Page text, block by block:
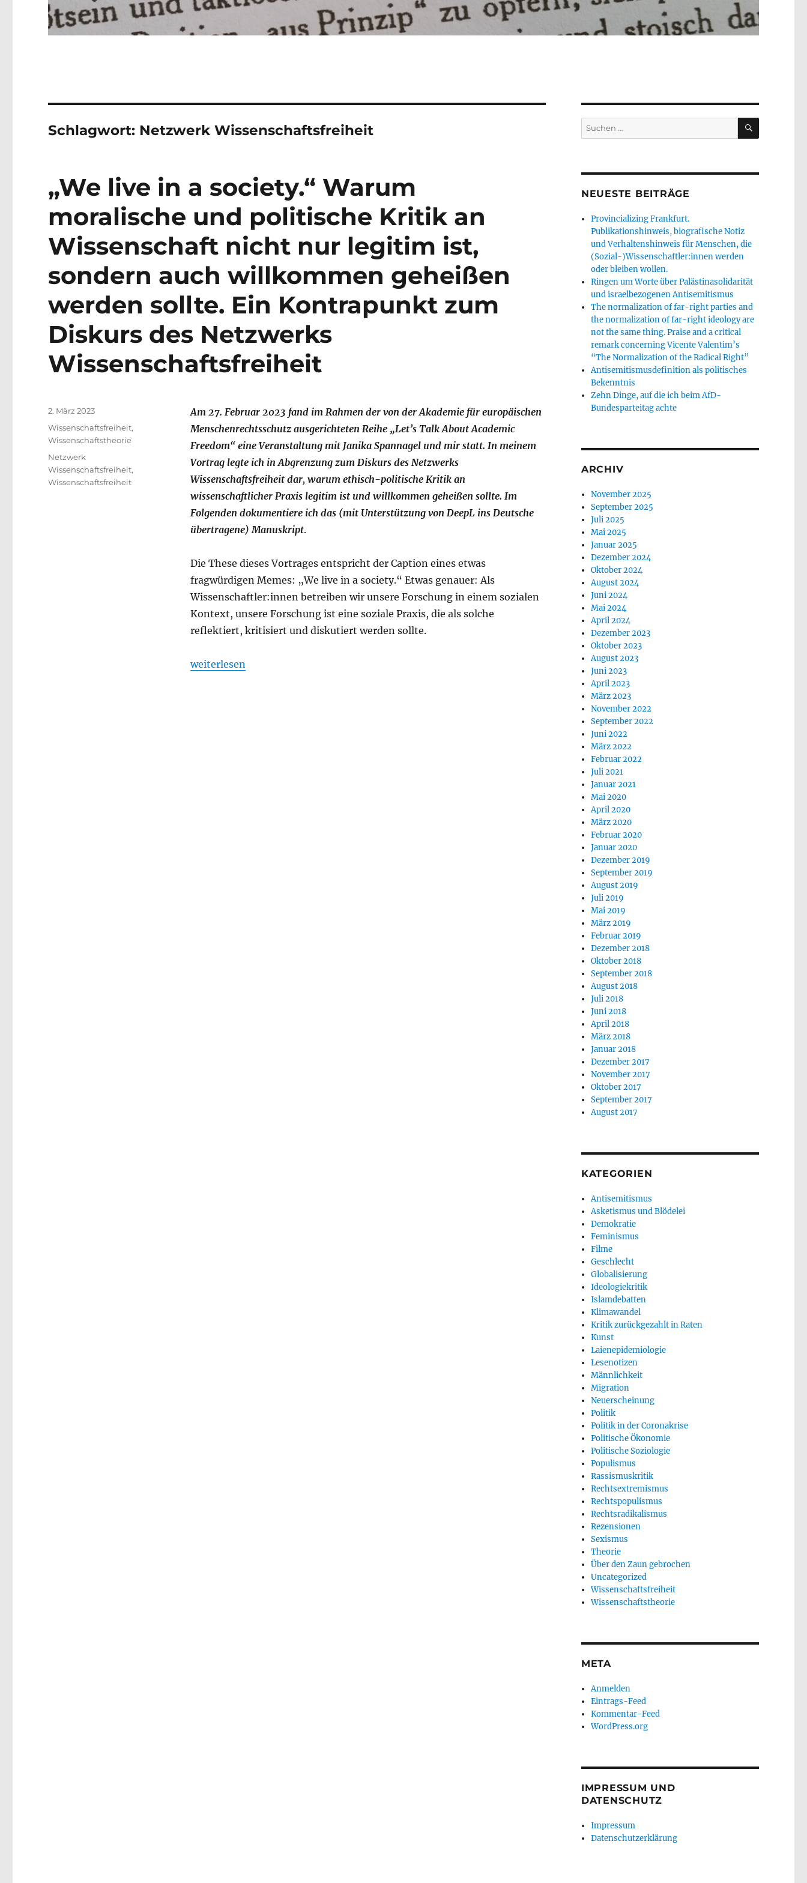
Schlagwort: Netzwerk Wissenschaftsfreiheit
„We live in a society.“ Warum
moralische und politische Kritik an
Wissenschaft nicht nur legitim ist,
sondern auch willkommen geheißen
werden sollte. Ein Kontrapunkt zum
Diskurs des Netzwerks
Wissenschaftsfreiheit
Am 27. Februar 2023 fand im Rahmen der von der Akademie für europäischen
Menschenrechtsschutz ausgerichteten Reihe „Let’s Talk About Academic
Freedom“ eine Veranstaltung mit Janika Spannagel und mir statt. In meinem
Vortrag legte ich in Abgrenzung zum Diskurs des Netzwerks
Wissenschaftsfreiheit dar, warum ethisch-politische Kritik an
wissenschaftlicher Praxis legitim ist und willkommen geheißen sollte. Im
Folgenden dokumentiere ich das (mit Unterstützung von DeepL ins Deutsche
übertragene) Manuskript.
Die These dieses Vortrages entspricht der Caption eines etwas
fragwürdigen Memes: „We live in a society.“ Etwas genauer: Als
Wissenschaftler:innen betreiben wir unsere Forschung in einem sozialen
Kontext, unsere Forschung ist eine soziale Praxis, die als solche
reflektiert, kritisiert und diskutiert werden sollte.
„„We live in a society.“ Warum moralische und politische Kritik an Wissenschaft nicht nur legitim ist, sondern auch
weiterlesen
Veröffentlicht
am
2. März 2023
Kategorien
Wissenschaftsfreiheit,
Wissenschaftstheorie
Schlagwörter
Netzwerk
Wissenschaftsfreiheit,
Wissenschaftsfreiheit
Suche
nach:
SUCHEN
NEUESTE BEITRÄGE
Provincializing Frankfurt.
Publikationshinweis, biografische Notiz
und Verhaltenshinweis für Menschen, die
(Sozial-)Wissenschaftler:innen werden
oder bleiben wollen.
Ringen um Worte über Palästinasolidarität
und israelbezogenen Antisemitismus
The normalization of far-right parties and
the normalization of far-right ideology are
not the same thing. Praise and a critical
remark concerning Vicente Valentim’s
“The Normalization of the Radical Right”
Antisemitismusdefinition als politisches
Bekenntnis
Zehn Dinge, auf die ich beim AfD-
Bundesparteitag achte
ARCHIV
November 2025
September 2025
Juli 2025
Mai 2025
Januar 2025
Dezember 2024
Oktober 2024
August 2024
Juni 2024
Mai 2024
April 2024
Dezember 2023
Oktober 2023
August 2023
Juni 2023
April 2023
März 2023
November 2022
September 2022
Juni 2022
März 2022
Februar 2022
Juli 2021
Januar 2021
Mai 2020
April 2020
März 2020
Februar 2020
Januar 2020
Dezember 2019
September 2019
August 2019
Juli 2019
Mai 2019
März 2019
Februar 2019
Dezember 2018
Oktober 2018
September 2018
August 2018
Juli 2018
Juni 2018
April 2018
März 2018
Januar 2018
Dezember 2017
November 2017
Oktober 2017
September 2017
August 2017
KATEGORIEN
Antisemitismus
Asketismus und Blödelei
Demokratie
Feminismus
Filme
Geschlecht
Globalisierung
Ideologiekritik
Islamdebatten
Klimawandel
Kritik zurückgezahlt in Raten
Kunst
Laienepidemiologie
Lesenotizen
Männlichkeit
Migration
Neuerscheinung
Politik
Politik in der Coronakrise
Politische Ökonomie
Politische Soziologie
Populismus
Rassismuskritik
Rechtsextremismus
Rechtspopulismus
Rechtsradikalismus
Rezensionen
Sexismus
Theorie
Über den Zaun gebrochen
Uncategorized
Wissenschaftsfreiheit
Wissenschaftstheorie
META
Anmelden
Eintrags-Feed
Kommentar-Feed
WordPress.org
IMPRESSUM UND
DATENSCHUTZ
Impressum
Datenschutzerklärung